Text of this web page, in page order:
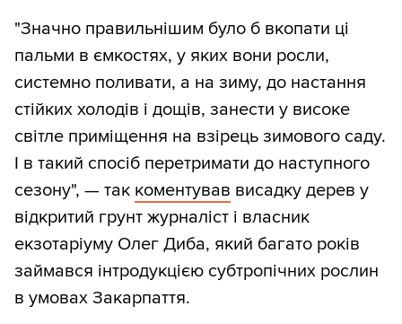
"Значно правильнішим було б вкопати ці
пальми в ємкостях, у яких вони росли,
системно поливати, а на зиму, до настання
стійких холодів і дощів, занести у високе
світле приміщення на взірець зимового саду.
І в такий спосіб перетримати до наступного
сезону", — так коментував висадку дерев у
відкритий грунт журналіст і власник
екзотаріуму Олег Диба, який багато років
займався інтродукцією субтропічних рослин
в умовах Закарпаття.